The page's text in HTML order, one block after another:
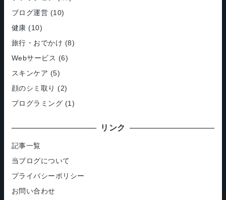
ブログ運営 (10)
健康 (10)
旅行・おでかけ (8)
Webサービス (6)
スキンケア (5)
顔のシミ取り (2)
プログラミング (1)
リンク
記事一覧
当ブログについて
プライバシーポリシー
お問い合わせ